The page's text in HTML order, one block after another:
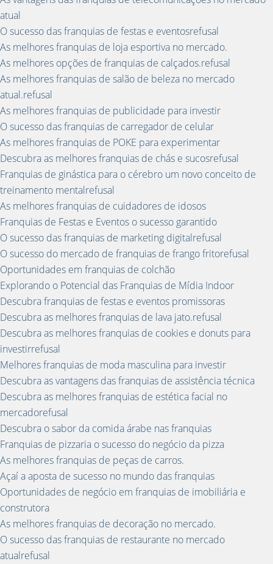
atual
O sucesso das franquias de festas e eventosrefusal
As melhores franquias de loja esportiva no mercado.
As melhores opções de franquias de calçados.refusal
As melhores franquias de salão de beleza no mercado
atual.refusal
As melhores franquias de publicidade para investir
O sucesso das franquias de carregador de celular
As melhores franquias de POKE para experimentar
Descubra as melhores franquias de chás e sucosrefusal
Franquias de ginástica para o cérebro um novo conceito de
treinamento mentalrefusal
As melhores franquias de cuidadores de idosos
Franquias de Festas e Eventos o sucesso garantido
O sucesso das franquias de marketing digitalrefusal
O sucesso do mercado de franquias de frango fritorefusal
Oportunidades em franquias de colchão
Explorando o Potencial das Franquias de Mídia Indoor
Descubra franquias de festas e eventos promissoras
Descubra as melhores franquias de lava jato.refusal
Descubra as melhores franquias de cookies e donuts para
investirrefusal
Melhores franquias de moda masculina para investir
Descubra as vantagens das franquias de assistência técnica
Descubra as melhores franquias de estética facial no
mercadorefusal
Descubra o sabor da comida árabe nas franquias
Franquias de pizzaria o sucesso do negócio da pizza
As melhores franquias de peças de carros.
Açaí a aposta de sucesso no mundo das franquias
Oportunidades de negócio em franquias de imobiliária e
construtora
As melhores franquias de decoração no mercado.
O sucesso das franquias de restaurante no mercado
atualrefusal